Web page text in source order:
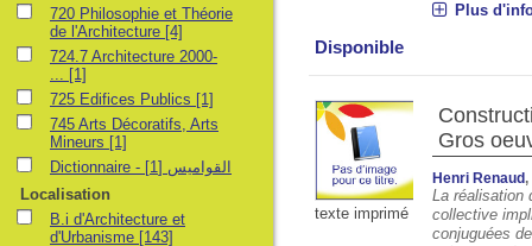
Plus
Disponible
texte imprimé
Gros
Henri Renaud,
La réalisation
collective
conjuguées
720 Philosophie et Théorie
de l'Architecture [4]
724.7 Architecture 2000-
[1]
725 Edifices Publics [1]
745 Arts Décoratifs, Arts
Mineurs [1]
Dictionnaire - القواميس [1]
Localisation
B.i d'Architecture et
d'Urbanisme [143]